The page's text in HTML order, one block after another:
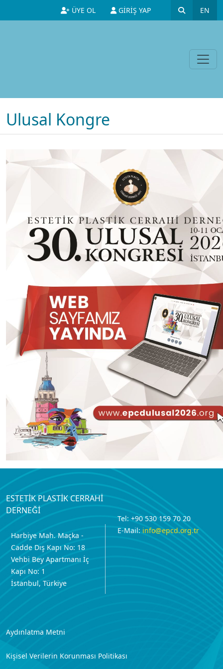
ÜYE OL GİRİŞ YAP
Ulusal Kongre
ESTETİK PLASTİK CERRAHİ
DERNEĞİ
Harbiye Mah. Maçka -
Cadde Dış Kapı No: 18
Vehbi Bey Apartmanı İç
Kapı No: 1
İstanbul, Türkiye
Tel: +90 530 159 70 20
E-Mail: info@epcd.org.tr
Aydınlatma Metni
Kişisel Verilerin Korunması Politikası